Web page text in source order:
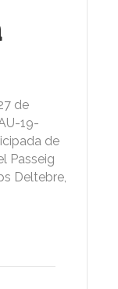
de
19-
de
Passeig
Deltebre,